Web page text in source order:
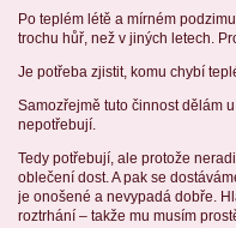
Po teplém létě a mírném
trochu hůř, než v jiných letech.
Je potřeba zjistit, komu chybí
Samozřejmě tuto činnost dělám
nepotřebují.
Tedy potřebují, ale protože
oblečení dost. A pak se
je onošené a nevypadá dobře.
roztrhání – takže mu musím